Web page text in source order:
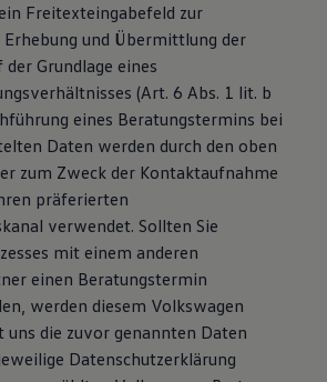
Freitexteingabefeld zur
Erhebung und Übermittlung der
Grundlage eines
(Art. 6 Abs. 1 lit. b
eines Beratungstermins bei
Daten werden durch den oben
zum Zweck der Kontaktaufnahme
präferierten
verwendet. Sollten Sie
mit einem anderen
einen Beratungstermin
werden diesem Volkswagen
uns die zuvor genannten Daten
Datenschutzerklärung